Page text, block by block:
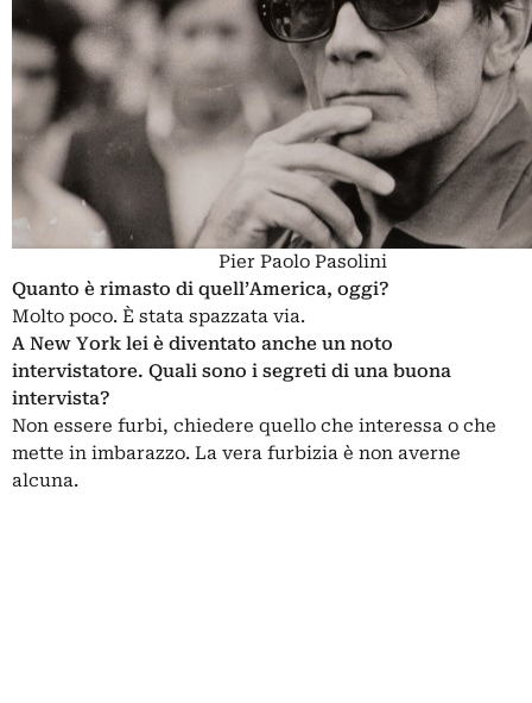
Pier Paolo Pasolini
Quanto è rimasto di quell’America, oggi?
Molto poco. È stata spazzata via.
A New York lei è diventato anche un noto
intervistatore. Quali sono i segreti di una buona
intervista?
Non essere furbi, chiedere quello che interessa o che
mette in imbarazzo. La vera furbizia è non averne
alcuna.